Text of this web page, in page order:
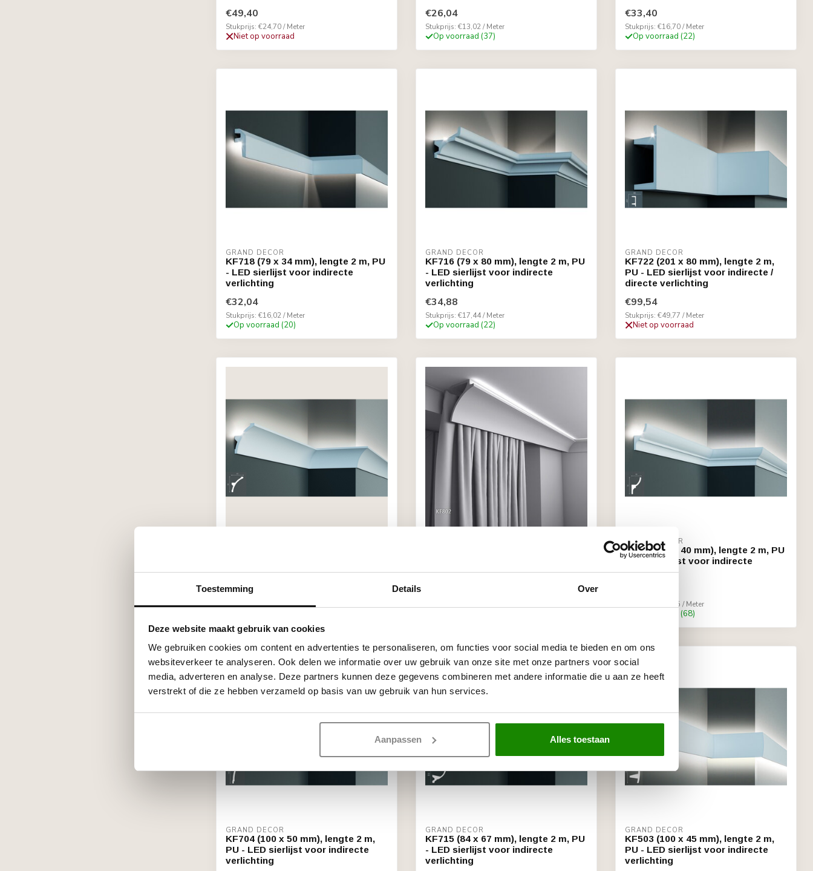
Toestemming Details Over
Deze website maakt gebruik van cookies
We gebruiken cookies om content en advertenties te personaliseren, om functies voor social media te bieden en om ons
websiteverkeer te analyseren. Ook delen we informatie over uw gebruik van onze site met onze partners voor social
media, adverteren en analyse. Deze partners kunnen deze gegevens combineren met andere informatie die u aan ze heeft
verstrekt of die ze hebben verzameld op basis van uw gebruik van hun services.
Aanpassen Alles toestaan
€49,40
Stukprijs: €24,70 / Meter
Niet op voorraad
€26,04
Stukprijs: €13,02 / Meter
Op voorraad (37)
€33,40
Stukprijs: €16,70 / Meter
Op voorraad (22)
GRAND DECOR
KF718 (79 x 34 mm), lengte 2 m, PU
- LED sierlijst voor indirecte
verlichting
€32,04
Stukprijs: €16,02 / Meter
Op voorraad (20)
GRAND DECOR
KF716 (79 x 80 mm), lengte 2 m, PU
- LED sierlijst voor indirecte
verlichting
€34,88
Stukprijs: €17,44 / Meter
Op voorraad (22)
GRAND DECOR
KF722 (201 x 80 mm), lengte 2 m,
PU - LED sierlijst voor indirecte /
directe verlichting
€99,54
Stukprijs: €49,77 / Meter
Niet op voorraad
verlichting
€28,86
Stukprijs: €14,43 / Meter
verlichting
GRAND DECOR
KF701 (70 x 40 mm), lengte 2 m, PU
- LED sierlijst voor indirecte
verlichting
Stukprijs: €12,35 / Meter
Op voorraad (68)
GRAND DECOR
KF704 (100 x 50 mm), lengte 2 m,
PU - LED sierlijst voor indirecte
verlichting
GRAND DECOR
KF715 (84 x 67 mm), lengte 2 m, PU
- LED sierlijst voor indirecte
verlichting
GRAND DECOR
KF503 (100 x 45 mm), lengte 2 m,
PU - LED sierlijst voor indirecte
verlichting